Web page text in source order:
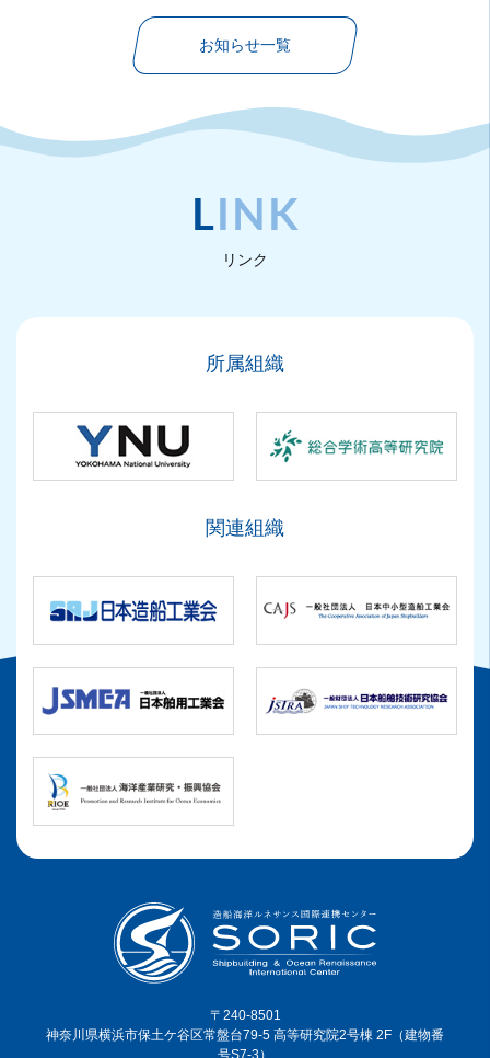
お知らせ一覧
LINK
リンク
所属組織
関連組織
〒240-8501
神奈川県横浜市保土ケ谷区常盤台79-5 高等研究院2号棟 2F（建物番